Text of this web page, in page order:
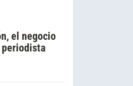
el negocio
periodista